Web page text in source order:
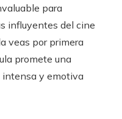
para
influyentes del cine
veas por primera
promete una
y emotiva